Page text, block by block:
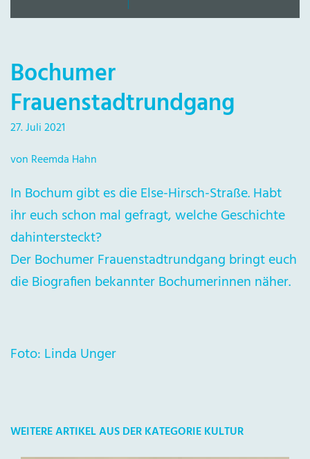
Bochumer
Frauenstadtrundgang
27. Juli 2021
von Reemda Hahn
In Bochum gibt es die Else-Hirsch-Straße. Habt
ihr euch schon mal gefragt, welche Geschichte
dahintersteckt?
Der Bochumer Frauenstadtrundgang bringt euch
die Biografien bekannter Bochumerinnen näher.
Foto: Linda Unger
WEITERE ARTIKEL AUS DER KATEGORIE KULTUR